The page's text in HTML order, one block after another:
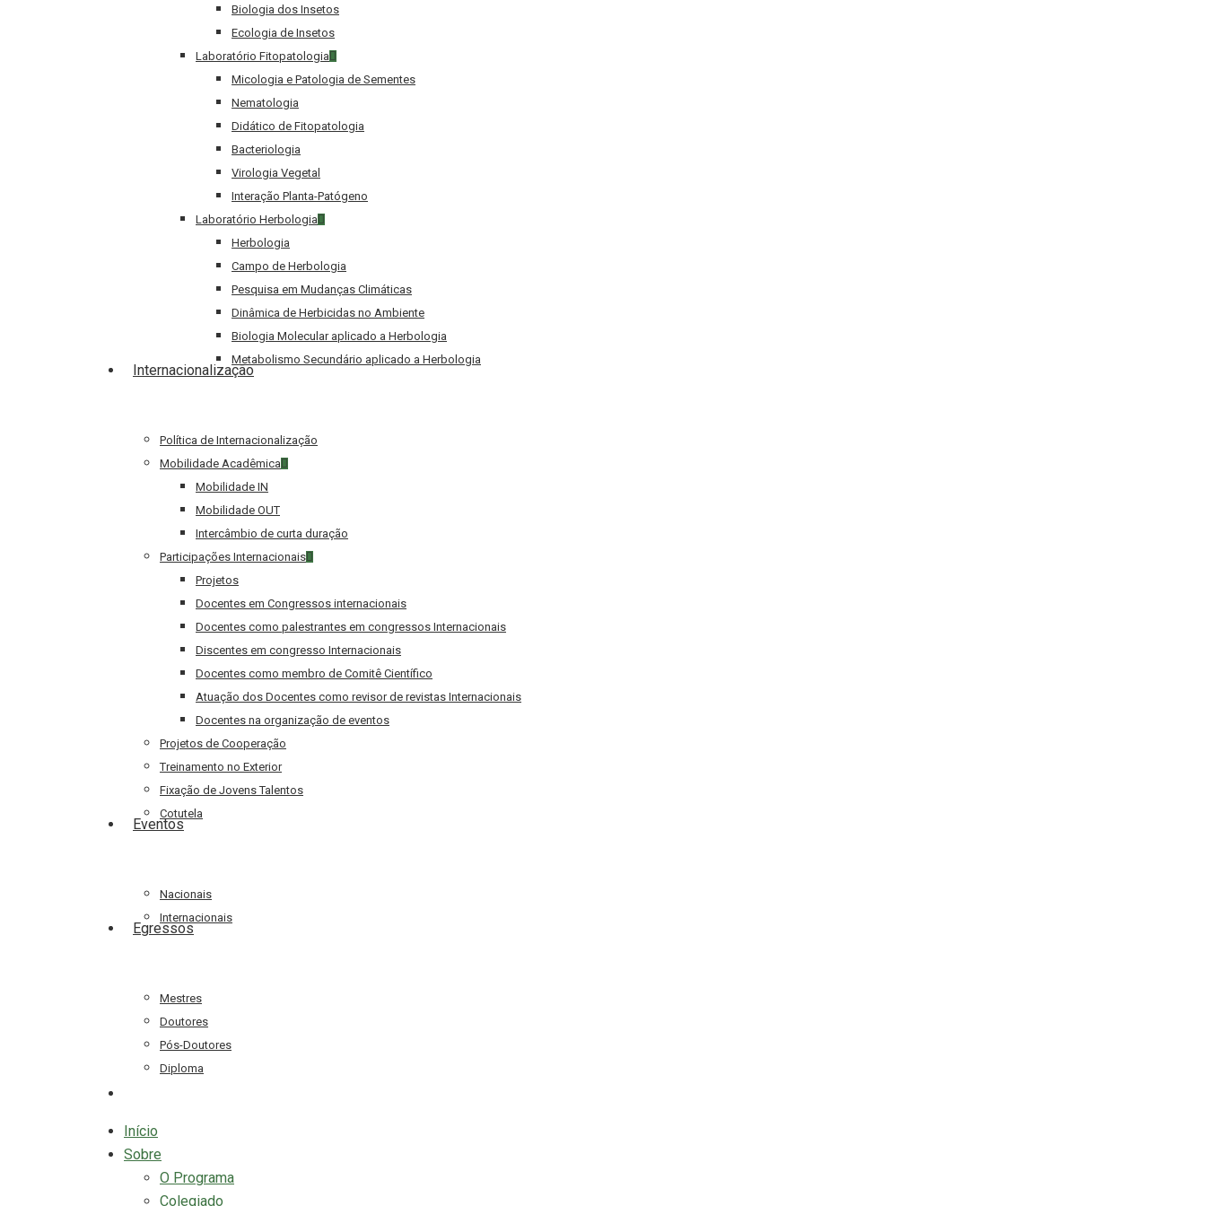
Biologia dos Insetos
Ecologia de Insetos
Laboratório Fitopatologia
Micologia e Patologia de Sementes
Nematologia
Didático de Fitopatologia
Bacteriologia
Virologia Vegetal
Interação Planta-Patógeno
Laboratório Herbologia
Herbologia
Campo de Herbologia
Pesquisa em Mudanças Climáticas
Dinâmica de Herbicidas no Ambiente
Biologia Molecular aplicado a Herbologia
Metabolismo Secundário aplicado a Herbologia
Internacionalização
Política de Internacionalização
Mobilidade Acadêmica
Mobilidade IN
Mobilidade OUT
Intercâmbio de curta duração
Participações Internacionais
Projetos
Docentes em Congressos internacionais
Docentes como palestrantes em congressos Internacionais
Discentes em congresso Internacionais
Docentes como membro de Comitê Científico
Atuação dos Docentes como revisor de revistas Internacionais
Docentes na organização de eventos
Projetos de Cooperação
Treinamento no Exterior
Fixação de Jovens Talentos
Cotutela
Eventos
Nacionais
Internacionais
Egressos
Mestres
Doutores
Pós-Doutores
Diploma
Início
Sobre
O Programa
Colegiado